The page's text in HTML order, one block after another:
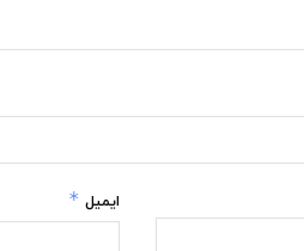
ایمیل *